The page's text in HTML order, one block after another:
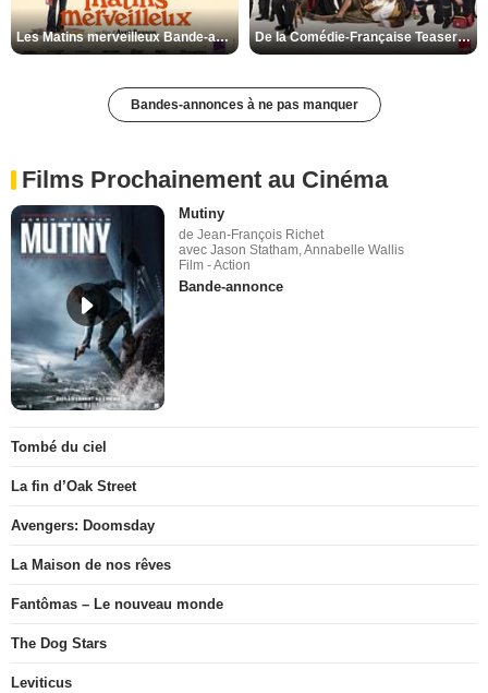
Les Matins merveilleux Bande-annonce VF De la Comédie-Française Teaser VF
Bandes-annonces à ne pas manquer
Films Prochainement au Cinéma
Mutiny
de Jean-François Richet
avec Jason Statham, Annabelle Wallis
Film - Action
Bande-annonce
Tombé du ciel
La fin d’Oak Street
Avengers: Doomsday
La Maison de nos rêves
Fantômas – Le nouveau monde
The Dog Stars
Leviticus